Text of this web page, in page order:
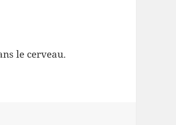
le cerveau.